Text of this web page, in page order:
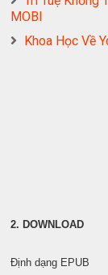
MOBI
Khoa Học Về
2. DOWNLOAD
Định dạng